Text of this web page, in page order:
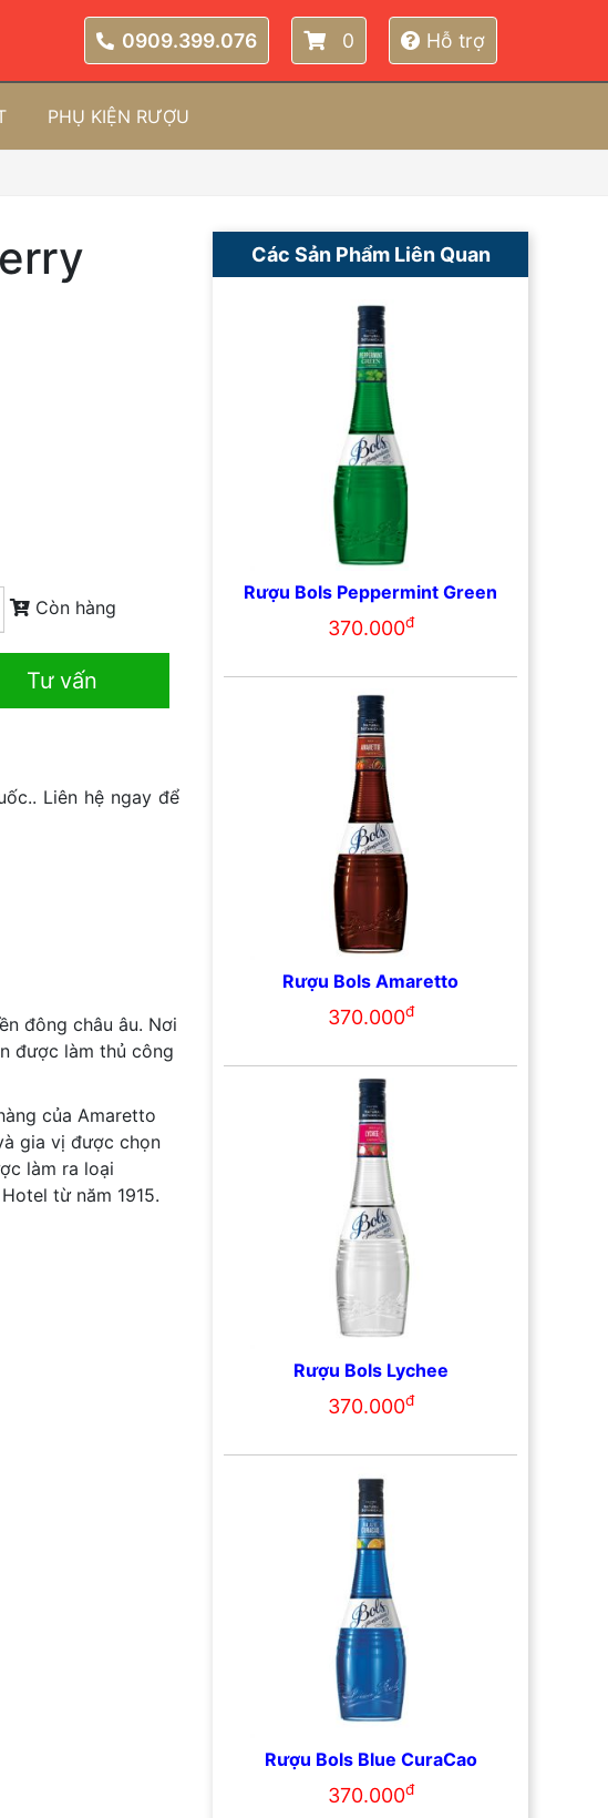
0909.399.076 0 Hỗ trợ
PHỤ KIỆN RƯỢU
Còn hàng
Tư vấn
Liên hệ ngay để
đông châu âu. Nơi
được làm thủ công
của Amaretto
gia vị được chọn
làm ra loại
từ năm 1915.
Các Sản Phẩm Liên Quan
Rượu Bols Peppermint Green
370.000đ
Rượu Bols Amaretto
370.000đ
Rượu Bols Lychee
370.000đ
Rượu Bols Blue CuraCao
370.000đ